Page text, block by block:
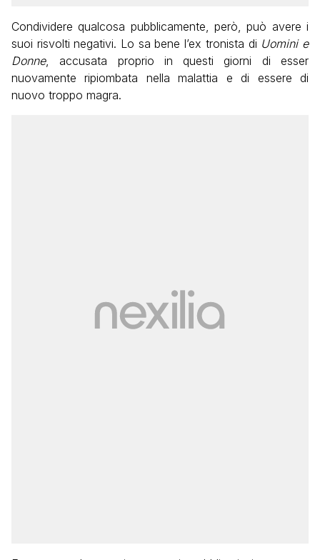
Condividere qualcosa pubblicamente, però, può avere i
suoi risvolti negativi. Lo sa bene l’ex tronista di Uomini e
Donne, accusata proprio in questi giorni di esser
nuovamente ripiombata nella malattia e di essere di
nuovo troppo magra.